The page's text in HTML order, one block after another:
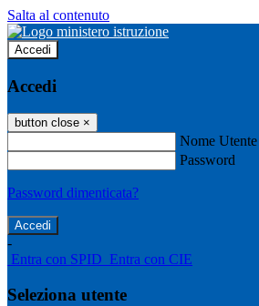
Salta al contenuto
Accedi
Accedi
button close ×
Nome Utente
Password
Password dimenticata?
-
Entra con SPID Entra con CIE
Seleziona utente